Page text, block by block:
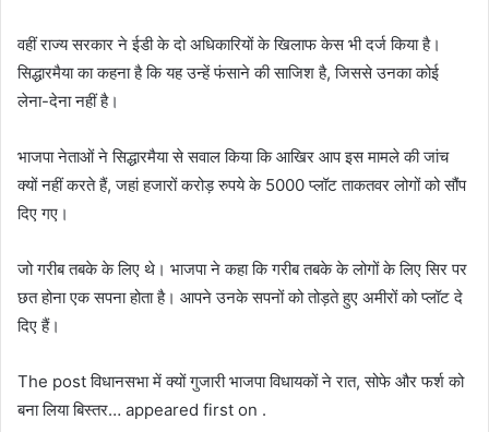
वहीं राज्य सरकार ने ईडी के दो अधिकारियों के खिलाफ केस भी दर्ज किया है।
सिद्धारमैया का कहना है कि यह उन्हें फंसाने की साजिश है, जिससे उनका कोई
लेना-देना नहीं है।
भाजपा नेताओं ने सिद्धारमैया से सवाल किया कि आखिर आप इस मामले की जांच
क्यों नहीं करते हैं, जहां हजारों करोड़ रुपये के 5000 प्लॉट ताकतवर लोगों को सौंप
दिए गए।
जो गरीब तबके के लिए थे। भाजपा ने कहा कि गरीब तबके के लोगों के लिए सिर पर
छत होना एक सपना होता है। आपने उनके सपनों को तोड़ते हुए अमीरों को प्लॉट दे
दिए हैं।
The post विधानसभा में क्यों गुजारी भाजपा विधायकों ने रात, सोफे और फर्श को
बना लिया बिस्तर… appeared first on .